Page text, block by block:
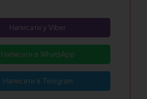
Написати у Viber
Написати в WhatsApp
Написати в Telegram